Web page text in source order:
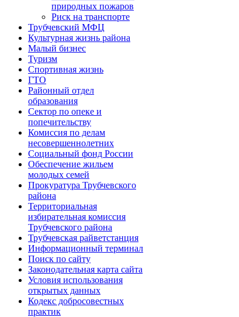
природных пожаров
Риск на транспорте
Трубчевский МФЦ
Культурная жизнь района
Малый бизнес
Туризм
Спортивная жизнь
ГТО
Районный отдел
образования
Сектор по опеке и
попечительству
Комиссия по делам
несовершеннолетних
Социальный фонд России
Обеспечение жильем
молодых семей
Прокуратура Трубчевского
района
Территориальная
избирательная комиссия
Трубчевского района
Трубчевская райветстанция
Информационный терминал
Поиск по сайту
Законодательная карта сайта
Условия использования
открытых данных
Кодекс добросовестных
практик